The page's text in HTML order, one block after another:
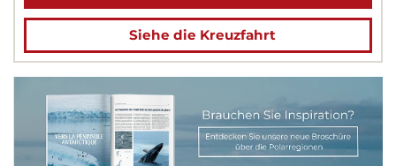
Siehe die Kreuzfahrt